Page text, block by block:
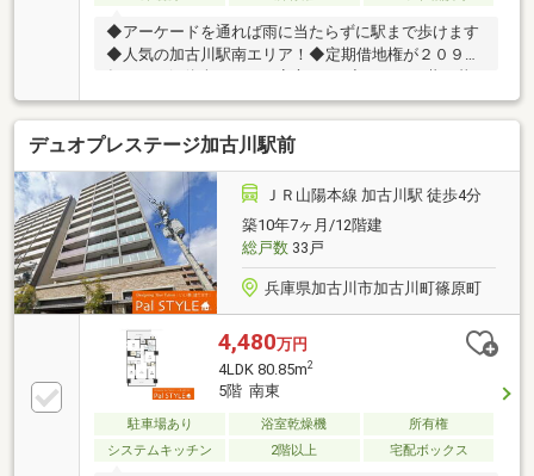
◆アーケードを通れば雨に当たらずに駅まで歩けます
◆人気の加古川駅南エリア！◆定期借地権が２０９５
らせるマンション（規約有）◎加古川中央市民病院ま
で徒歩約１０分♪ → 医療関係者に人気の加古川駅
南エリア◎姫路、神戸方面へお勤めの方 → 圧倒的
な立地と生活しやすい環境が整っております。◎戸建
から駅前マンションに →子供も独立して古くなった
一戸建。免許も返納し便利でにぎやかな駅前マンショ
ン暮らしをお手伝い◎投資、収益用として →なんと
いっても駅徒歩４分の好立地！加古川一番の投資エリ
アです
デュオプレステージ加古川駅前
ＪＲ山陽本線 加古川駅 徒歩4分
築10年7ヶ月/12階建
総戸数33戸
兵庫県加古川市加古川町篠原町
4,480万円
4LDK 80.85m2
5階 南東
駐車場あり 浴室乾燥機
所有権
システムキッチン
2階以上 宅配ボックス